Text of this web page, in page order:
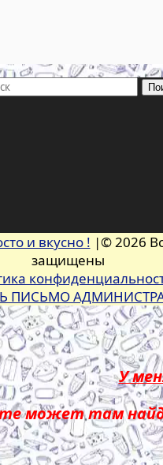
и вкусно ! |© 2026
защищены
ПИСЬМО
У
может там